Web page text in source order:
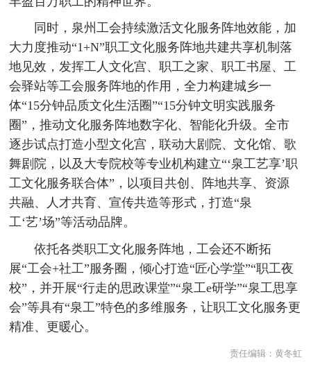
同时，泉州工会持续激活文化服务阵地效能，加
大力度推动“1+N”职工文化服务阵地共建共享机制落
地见效，发挥工人文化宫、职工之家、职工书屋、工
会驿站等工会服务阵地的作用，全力构建城乡一
体“15分钟品质文化生活圈”“15分钟文明实践服务
圈”，推动文化服务阵地数字化、智能化升级。全市
逐步试点打造小型文化宫，联动大剧院、文化馆、歌
舞剧院，以及大专院校等专业机构建立“‘泉工艺享’职
工文化服务联合体”，以项目共创、阵地共享、资源
共融、人才共育、宣传共造等形式，打造“泉
工‘艺’场”等活动品牌。
依托各类职工文化服务阵地，工会还不断拓
展“工会+社工”服务圈，倾心打造“匠心学堂”“职工夜
校”，并开展“行走的思政课堂”“泉工e研学”“泉工思享
会”等具有“泉工”特色的多维服务，让职工文化服务更
精准、更暖心。
责任编辑： 黄冬虹